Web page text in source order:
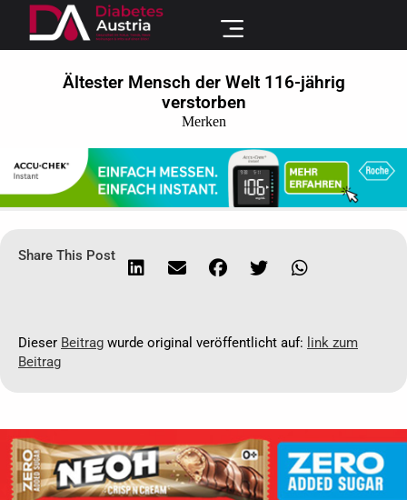
Ältester Mensch der Welt 116-jährig
verstorben
Merken
Share This Post
Dieser Beitrag wurde original veröffentlicht auf: link zum
Beitrag